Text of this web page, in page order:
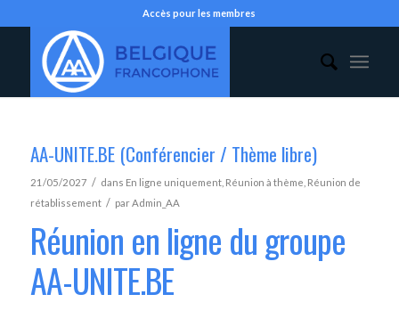
Accès pour les membres
AA-UNITE.BE (Conférencier / Thème libre)
21/05/2027 / dans En ligne uniquement, Réunion à thème Réunion de
rétablissement / parAdmin_AA
Réunion en ligne du groupe
AA-UNITE.BE